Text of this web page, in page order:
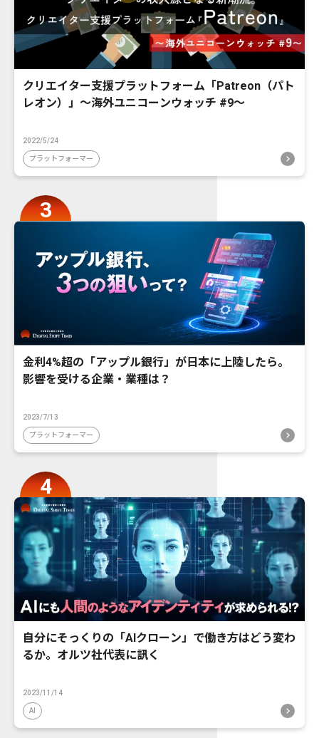
クリエイター支援プラットフォーム「Patreon（パト
レオン）」〜海外ユニコーンウォッチ #9〜
2022/5/24
プラットフォーマー
金利4%超の「アップル銀行」が日本に上陸したら。
影響を受ける企業・業種は？
2023/7/13
プラットフォーマー
自分にそっくりの「AIクローン」で働き方はどう変わ
るか。オルツ社代表に訊く
2023/11/14
AI